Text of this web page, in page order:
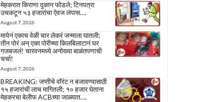
मेहकरात किराणा दुकान फोडले; टिनपत्रा
उचकटून ५३ हजारांचा ऐवज लंपास….
August 7, 2026
मायेनं एकाच वेळी चार लेकरं जन्माला घातली;
तीन पोरं अन् एका पोरीच्या किलबिलाटानं घर
गजबजलं! चारवनमध्ये अनोख्या बाळंतपणाची
चर्चा!
August 7, 2026
BREAKING: जप्तीचे वॉरंट न बजावण्यासाठी
१५ हजारांची लाच मागितली; १० हजार घेताना
मेहकरचा बेलीफ ACBच्या जाळ्यात….